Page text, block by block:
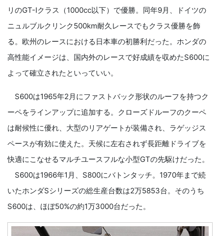
リのGT-Ⅰクラス（1000cc以下）で優勝。同年9月、ドイツの
ニュルブルクリンク500km耐久レースでもクラス優勝を飾
る。欧州のレースにおける日本車の初勝利だった。ホンダの
高性能イメージは、国内外のレースで好成績を収めたS600に
よって確立されたといっていい。
S600は1965年2月にファストバック形状のルーフを持つク
ーペをラインアップに追加する。クローズドルーフのクーペ
は耐候性に優れ、大型のリアゲートが装備され、ラゲッジス
ペースが有効に使えた。天候に左右されず長距離ドライブを
快適にこなせるマルチユースフルな小型GTの先駆けだった。
S600は1966年1月、S800にバトンタッチ。1970年まで続
いたホンダSシリーズの総生産台数は2万5853台。そのうち
S600は、ほぼ50%の約1万3000台だった。